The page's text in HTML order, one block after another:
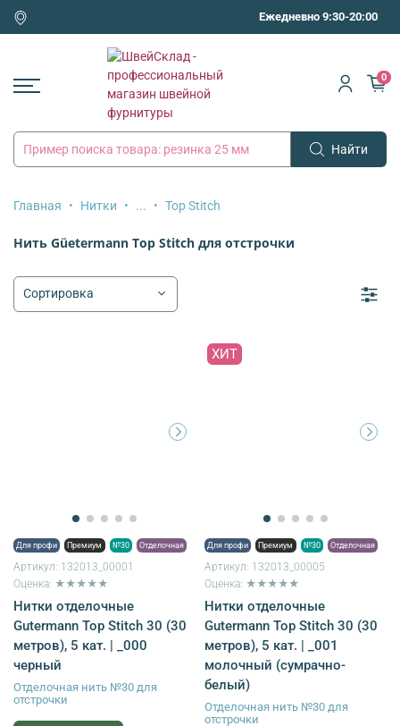
Ежедневно 9:30-20:00
Найти
0
Главная Нитки ... Top Stitch
Нить Güetermann Top Stitch для отстрочки
Для профи Премиум №30 Отделочная
Артикул: 132013_00001
Оценка: ★★★★★
Нитки отделочные
Gutermann Top Stitch 30 (30
метров), 5 кат. | _000
черный
Отделочная нить №30 для
отстрочки
ХИТ
Для профи Премиум №30 Отделочная
Артикул: 132013_00005
Оценка: ★★★★★
Нитки отделочные
Gutermann Top Stitch 30 (30
метров), 5 кат. | _001
молочный (сумрачно-
белый)
Отделочная нить №30 для
отстрочки